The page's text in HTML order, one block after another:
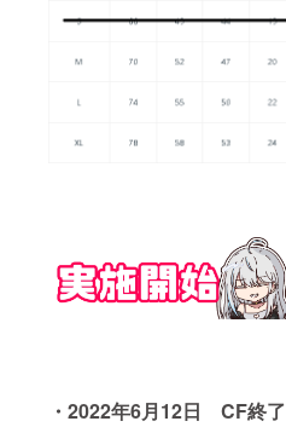
・2022年6月12日 CF終了